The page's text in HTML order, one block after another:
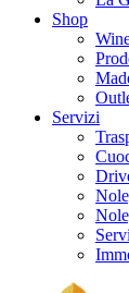
Shop
Servizi